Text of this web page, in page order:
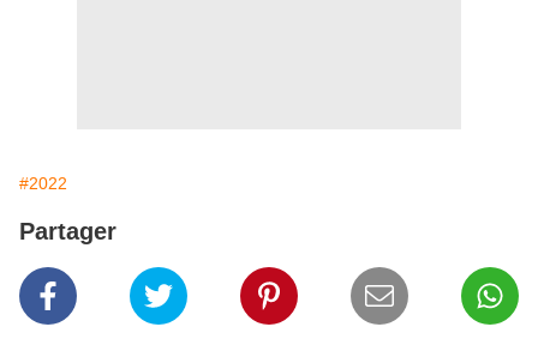
#2022
Partager